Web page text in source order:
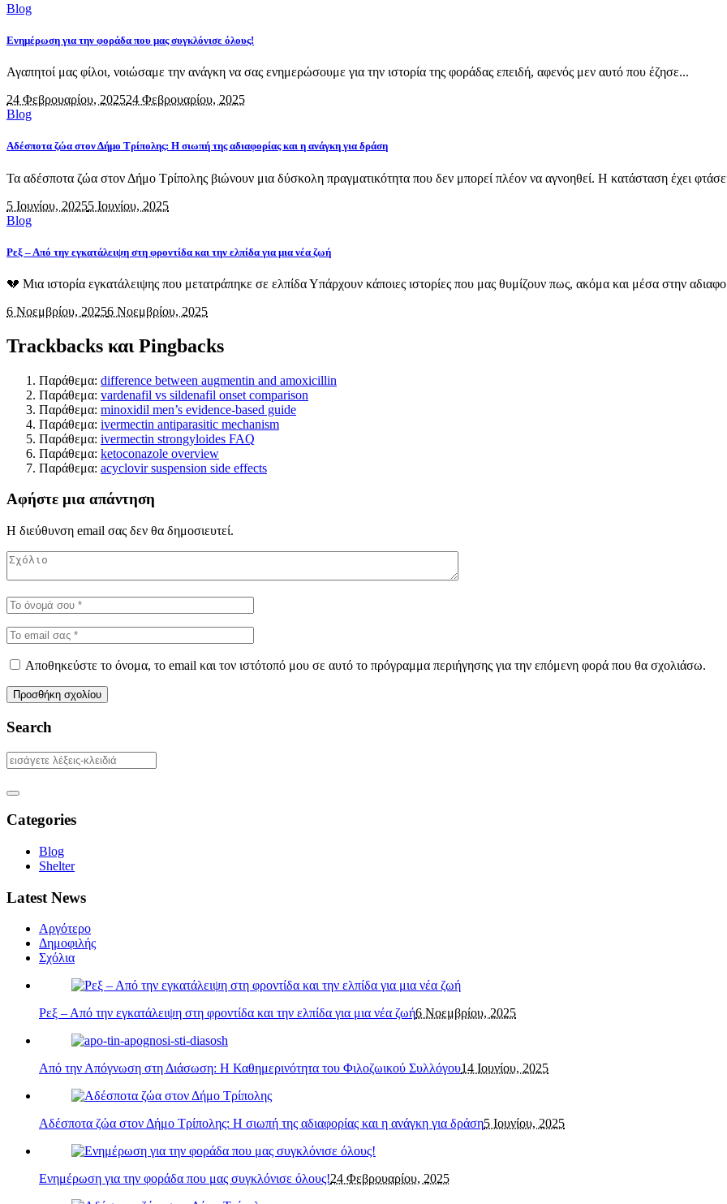
Blog
Ενημέρωση για την φοράδα που μας συγκλόνισε όλους!
Αγαπητοί μας φίλοι, νοιώσαμε την ανάγκη να σας ενημερώσουμε για την ιστορία της φοράδας επειδή, αφενός μεν αυτό που έζησε...
24 Φεβρουαρίου, 202524 Φεβρουαρίου, 2025
Blog
Αδέσποτα ζώα στον Δήμο Τρίπολης: Η σιωπή της αδιαφορίας και η ανάγκη για δράση
Τα αδέσποτα ζώα στον Δήμο Τρίπολης βιώνουν μια δύσκολη πραγματικότητα που δεν μπορεί πλέον να αγνοηθεί. Η κατάσταση έχει
5 Ιουνίου, 20255 Ιουνίου, 2025
Blog
Ρεξ – Από την εγκατάλειψη στη φροντίδα και την ελπίδα για μια νέα ζωή
💔 Μια ιστορία εγκατάλειψης που μετατράπηκε σε ελπίδα Υπάρχουν κάποιες ιστορίες που μας θυμίζουν πως, ακόμα και μέσα στην
6 Νοεμβρίου, 20256 Νοεμβρίου, 2025
Trackbacks και Pingbacks
Παράθεμα: difference between augmentin and amoxicillin
Παράθεμα: vardenafil vs sildenafil onset comparison
Παράθεμα: minoxidil men’s evidence‑based guide
Παράθεμα: ivermectin antiparasitic mechanism
Παράθεμα: ivermectin strongyloides FAQ
Παράθεμα: ketoconazole overview
Παράθεμα: acyclovir suspension side effects
Αφήστε μια απάντηση
Η διεύθυνση email σας δεν θα δημοσιευτεί.
Αποθηκεύστε το όνομα, το email και τον ιστότοπό μου σε αυτό το πρόγραμμα περιήγησης για την επόμενη φορά που θα σχολιάσω.
Search
Categories
Blog
Shelter
Latest News
Αργότερο
Δημοφιλής
Σχόλια
Ρεξ – Από την εγκατάλειψη στη φροντίδα και την ελπίδα για μια νέα ζωή6 Νοεμβρίου, 2025
Από την Απόγνωση στη Διάσωση: Η Καθημερινότητα του Φιλοζωικού Συλλόγου14 Ιουνίου, 2025
Αδέσποτα ζώα στον Δήμο Τρίπολης: Η σιωπή της αδιαφορίας και η ανάγκη για δράση5 Ιουνίου, 2025
Ενημέρωση για την φοράδα που μας συγκλόνισε όλους!24 Φεβρουαρίου, 2025